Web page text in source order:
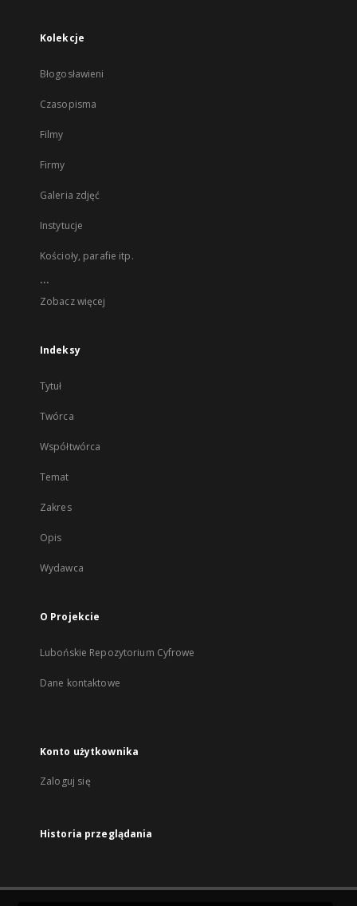
Kolekcje
Błogosławieni
Czasopisma
Filmy
Firmy
Galeria zdjęć
Instytucje
Kościoły, parafie itp.
...
Zobacz więcej
Indeksy
Tytuł
Twórca
Współtwórca
Temat
Zakres
Opis
Wydawca
O Projekcie
Lubońskie Repozytorium Cyfrowe
Dane kontaktowe
Konto użytkownika
Zaloguj się
Historia przeglądania